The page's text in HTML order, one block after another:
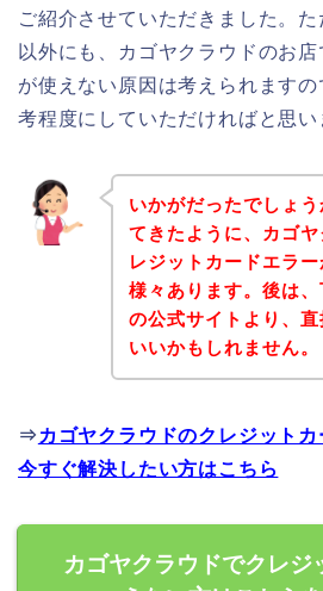
ご紹介させていただきました。
以外にも、カゴヤクラウドのお
が使えない原因は考えられます
考程度にしていただければと思い
いかがだったでしょ
てきたように、カゴ
レジットカードエラ
様々あります。後は
の公式サイトより、
いいかもしれません。
⇒ カゴヤクラウドのクレジット
今すぐ解決したい方はこちら
カゴヤクラウドでクレジ